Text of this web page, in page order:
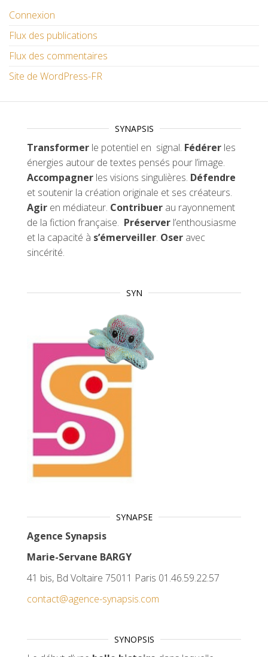
Connexion
Flux des publications
Flux des commentaires
Site de WordPress-FR
SYNAPSIS
Transformer le potentiel en signal. Fédérer les
énergies autour de textes pensés pour l’image.
Accompagner les visions singulières. Défendre
et soutenir la création originale et ses créateurs.
Agir en médiateur. Contribuer au rayonnement
de la fiction française. Préserver l’enthousiasme
et la capacité à s’émerveiller. Oser avec
sincérité.
SYN
SYNAPSE
Agence Synapsis
Marie-Servane BARGY
41 bis, Bd Voltaire 75011 Paris 01.46.59.22.57
contact@agence-synapsis.com
SYNOPSIS